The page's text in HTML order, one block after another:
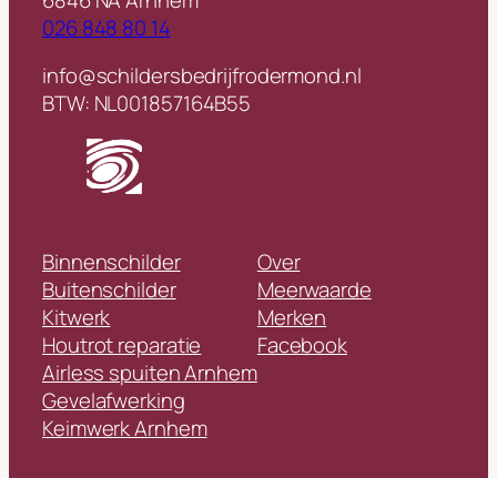
026 848 80 14
info@schildersbedrijfrodermond.nl
BTW: NL001857164B55
Binnenschilder
Buitenschilder
Kitwerk
Houtrot reparatie
Airless spuiten Arnhem
Gevelafwerking
Keimwerk Arnhem
Over
Meerwaarde
Merken
Facebook